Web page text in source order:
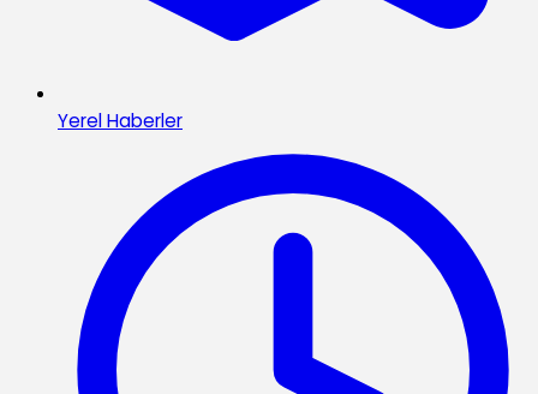
Yerel Haberler